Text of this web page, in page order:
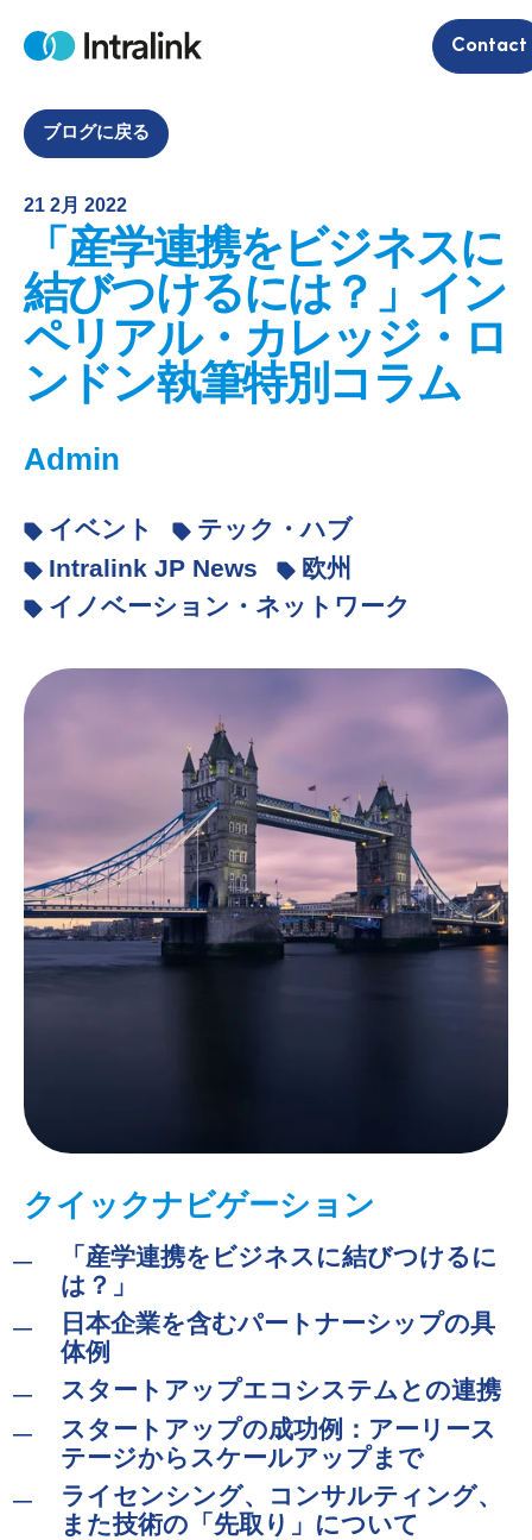
H
e
Contact
ブログに戻る
21 2月 2022
「産学連携をビジネスに
結びつけるには？」イン
ペリアル・カレッジ・ロ
ンドン執筆特別コラム
Admin
イベント
テック・ハブ
Intralink JP News
欧州
イノベーション・ネットワーク
クイックナビゲーション
「産学連携をビジネスに結びつけるに
は？」
日本企業を含むパートナーシップの具
体例
スタートアップエコシステムとの連携
スタートアップの成功例：アーリース
テージからスケールアップまで
ライセンシング、コンサルティング、
また技術の「先取り」について